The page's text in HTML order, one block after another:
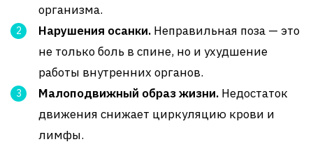
организма.
Нарушения осанки. Неправильная поза — это
не только боль в спине, но и ухудшение
работы внутренних органов.
Малоподвижный образ жизни. Недостаток
движения снижает циркуляцию крови и
лимфы.